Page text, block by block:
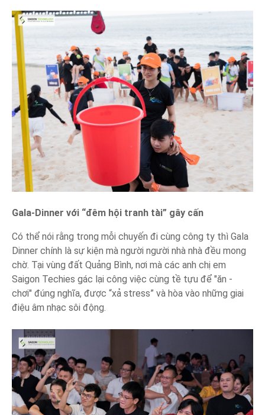
Gala-Dinner với “đêm hội tranh tài” gây cấn
Có thể nói rằng trong mỗi chuyến đi cùng công ty thì Gala
Dinner chính là sự kiện mà người người nhà nhà đều mong
chờ. Tại vùng đất Quảng Bình, nơi mà các anh chị em
Saigon Techies gác lại công việc cùng tề tựu để "ăn -
chơi" đúng nghĩa, được “xả stress” và hòa vào những giai
điệu âm nhạc sôi động.